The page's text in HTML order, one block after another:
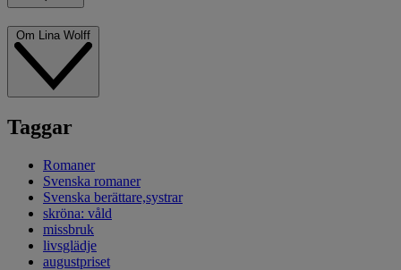
Taggar
Romaner
Svenska romaner
Svenska berättare,systrar
skröna: våld
missbruk
livsglädje
augustpriset